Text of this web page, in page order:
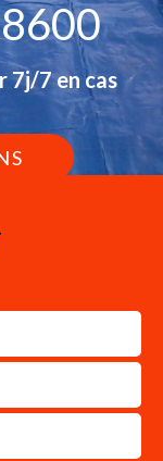
7j/7 en cas